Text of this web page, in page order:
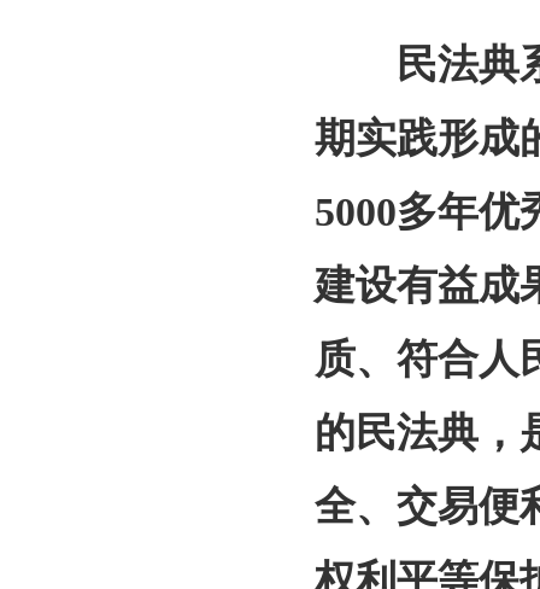
民法典系
期实践形成
5000多年
建设有益成
质、符合人
的民法典，
全、交易便
权利平等保